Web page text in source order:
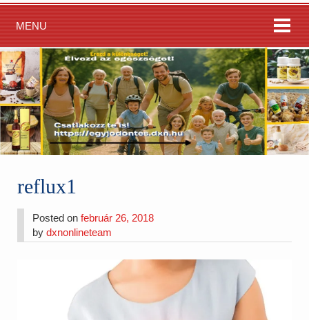
MENU
reflux1
Posted onfebruár 26, 2018
bydxnonlineteam